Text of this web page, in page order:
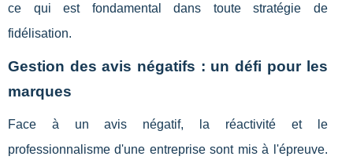
ce qui est fondamental dans toute stratégie de
fidélisation.
Gestion des avis négatifs : un défi pour les
marques
Face à un avis négatif, la réactivité et le
professionnalisme d'une entreprise sont mis à l'épreuve.